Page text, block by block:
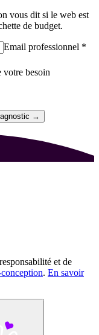
vous dit si le web est
de budget.
Email professionnel *
votre besoin
→
et de
. En savoir